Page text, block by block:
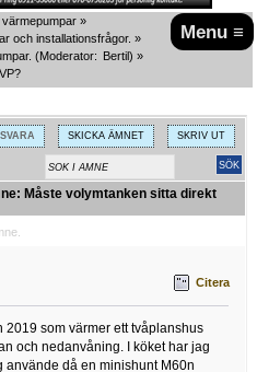
Menu ≡
»
och installationsfrågor. »
(Moderator: Bertil) »
SVARA SKICKA ÄMNET SKRIV UT
Måste volymtanken sitta direkt
Citera
2019 som värmer ett tvåplanshus
och nedanvåning. I köket har jag
använde då en minishunt M60n